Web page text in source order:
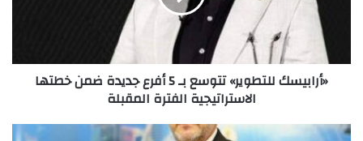
خطتها
الاستراتيجية
«أرابيسك للتطوير» تتوسع بـ 5 أفرع جديدة ضمن خطتها
الاستراتيجية الفترة المقبلة
"تريمبل"